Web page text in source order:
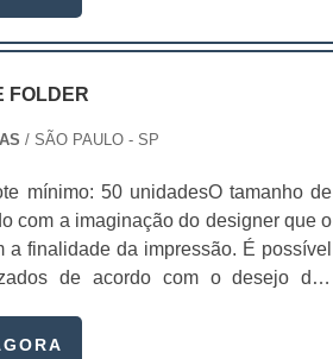
FOLDER
/ SÃO PAULO - SP
mínimo: 50 unidadesO tamanho de
com a imaginação do designer que o
finalidade da impressão. É possível
de acordo com o desejo dos